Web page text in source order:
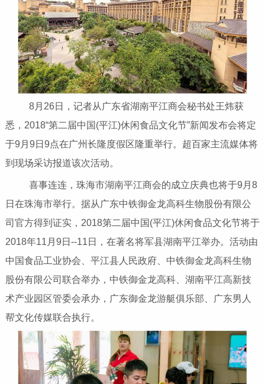
8月26日，记者从广东省湖南平江商会秘书处王炜获
悉，2018“第二届中国(平江)休闲食品文化节”新闻发布会将定
于9月9日9点在广州长隆度假区隆重举行。超百家主流媒体将
到现场采访报道该次活动。
喜事连连，珠海市湖南平江商会的成立庆典也将于9月8
日在珠海市举行。据从广东中铁御金龙高科生物股份有限公
司官方得到证实，2018第二届中国(平江)休闲食品文化节将于
2018年11月9日--11日，在著名将军县湖南平江举办。活动由
中国食品工业协会、平江县人民政府、中铁御金龙高科生物
股份有限公司联合举办，中铁御金龙高科、湖南平江高新技
术产业园区管委会承办，广东御金龙游艇俱乐部、广东男人
帮文化传媒联合执行。